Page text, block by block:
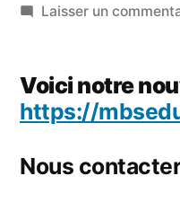
par
Laisser un
Voici notre
https://
Nous